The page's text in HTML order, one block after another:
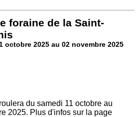
foraine de la Saint-
octobre 2025 au 02 novembre 2025
du samedi 11 octobre au
2025. Plus d'infos sur la page